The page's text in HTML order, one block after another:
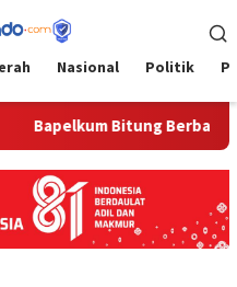
Nasional Politik
‎Bapelkum Bitung Berbagi,